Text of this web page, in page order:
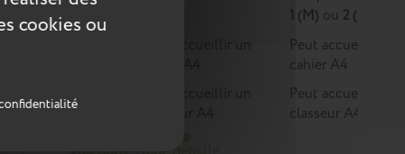
cookies ou
1 (M) ou 2 (L)
Peut accueillir un
cahier A4
Peut accueillir un
classeur A4